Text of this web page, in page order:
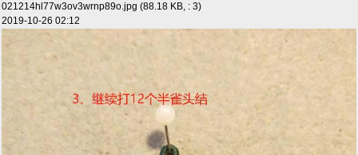
021214hl77w3ov3wrnp89o.jpg (88.18 KB, : 3)
2019-10-26 02:12